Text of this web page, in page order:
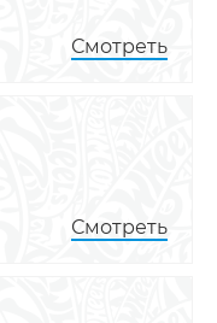
Смотреть
Смотреть